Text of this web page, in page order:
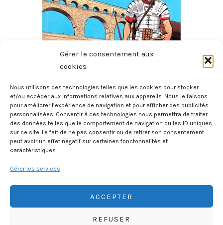
Gérer le consentement aux
cookies
Nous utilisons des technologies telles que les cookies pour stocker
et/ou accéder aux informations relatives aux appareils. Nous le faisons
pour améliorer l’expérience de navigation et pour afficher des publicités
personnalisées. Consentir à ces technologies nous permettra de traiter
des données telles que le comportement de navigation ou les ID uniques
sur ce site. Le fait de ne pas consentir ou de retirer son consentement
peut avoir un effet négatif sur certaines fonctonnalités et
caractéristiques.
Gérer les services
ACCEPTER
REFUSER
Histoire De France – Tome 2 – Des Gaulois Aux Gallo-
Romains 60 Av. J.C. – 212
20 juillet 2026